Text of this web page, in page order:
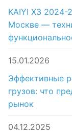
KAIYI X3 2024-
Москве —
15.01.2026
Эффективные
грузов: что
рынок
04.12.2025